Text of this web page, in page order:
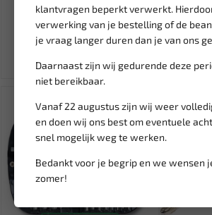
klantvragen beperkt verwerkt.
verwerking van je bestelling of de
je vraag langer duren dan je van ons
Daarnaast zijn wij gedurende deze
niet bereikbaar.
Vanaf 22 augustus zijn wij weer
en doen wij ons best om eventuele
snel mogelijk weg te werken.
Bedankt voor je begrip en we wensen
zomer!
45,36
53,36
Ex. btw: € 37,49